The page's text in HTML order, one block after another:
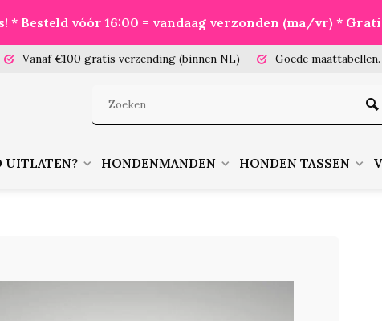
* Besteld vóór 16:00 = vandaag verzonden (ma/vr) *
Vanaf €100 gratis verzending (binnen NL) Goede maattabellen.
UITLATEN? HONDENMANDEN HONDEN TASSEN